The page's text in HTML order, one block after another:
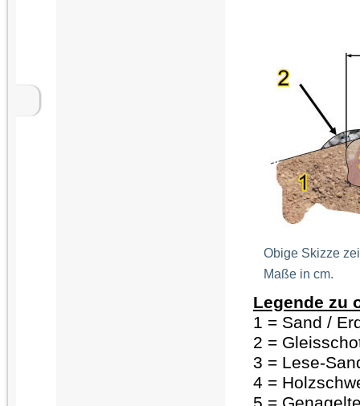
Obige Skizze
Maße in cm.
Legende zu
1 = Sand /
2 =
3 = Lese-
4 =